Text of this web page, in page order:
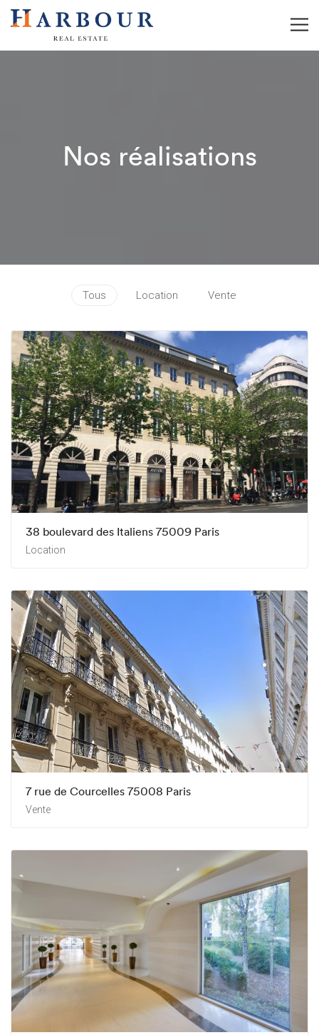
Nos réalisations
Tous Location Vente
38 boulevard des Italiens 75009 Paris
Location
7 rue de Courcelles 75008 Paris
Vente